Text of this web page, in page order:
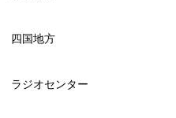
四国地方
ラジオセンター